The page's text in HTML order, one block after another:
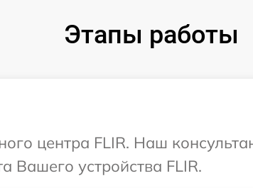
Этапы работы
центра FLIR. Наш
Вашего устройства FLIR.